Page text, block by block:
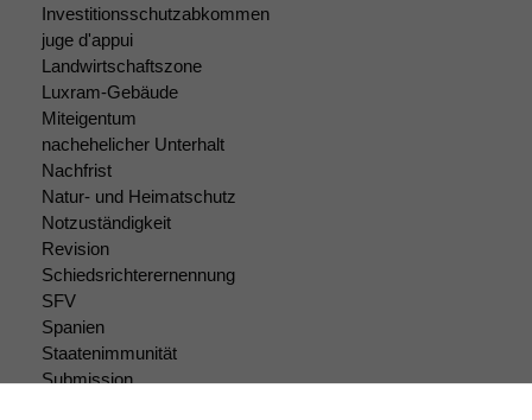
Investitionsschutzabkommen
juge d'appui
Landwirtschaftszone
Luxram-Gebäude
Miteigentum
nachehelicher Unterhalt
Nachfrist
Natur- und Heimatschutz
Notzuständigkeit
Revision
Schiedsrichterernennung
SFV
Spanien
Staatenimmunität
Submission